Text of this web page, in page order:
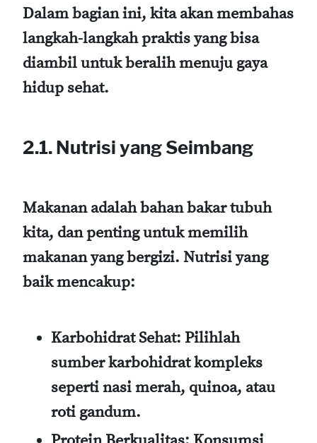
Dalam bagian ini, kita akan membahas
langkah-langkah praktis yang bisa
diambil untuk beralih menuju gaya
hidup sehat.
2.1. Nutrisi yang Seimbang
Makanan adalah bahan bakar tubuh
kita, dan penting untuk memilih
makanan yang bergizi. Nutrisi yang
baik mencakup:
Karbohidrat Sehat: Pilihlah
sumber karbohidrat kompleks
seperti nasi merah, quinoa, atau
roti gandum.